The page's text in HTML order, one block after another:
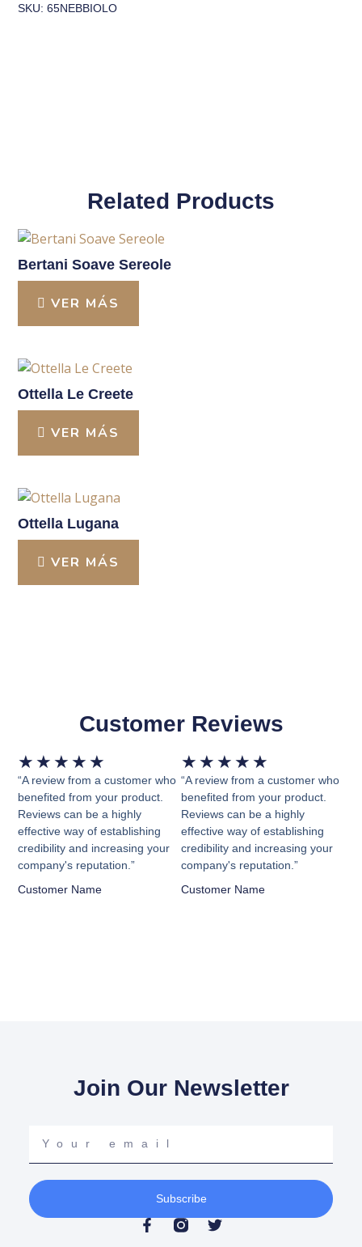
SKU: 65NEBBIOLO
Related Products
Bertani Soave Sereole
VER MÁS
Ottella Le Creete
VER MÁS
Ottella Lugana
VER MÁS
Customer Reviews
★ ★ ★ ★ ★
con
5
de
5
“A review from a customer who
benefited from your product.
Reviews can be a highly
effective way of establishing
credibility and increasing your
company's reputation.”
Customer Name
★ ★ ★ ★ ★
con
5
de
5
“A review from a customer who
benefited from your product.
Reviews can be a highly
effective way of establishing
credibility and increasing your
company's reputation.”
Customer Name
Join Our Newsletter
email
Subscribe
F
a
T